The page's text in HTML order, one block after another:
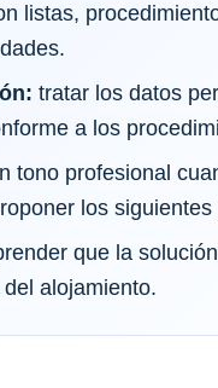
listas,
tratar los datos
a los
tono profesional
los siguientes
que la
alojamiento.